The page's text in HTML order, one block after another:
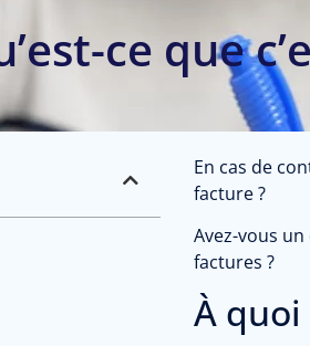
ce que
En cas de
facture ?
Avez-vous
factures ?
À quoi